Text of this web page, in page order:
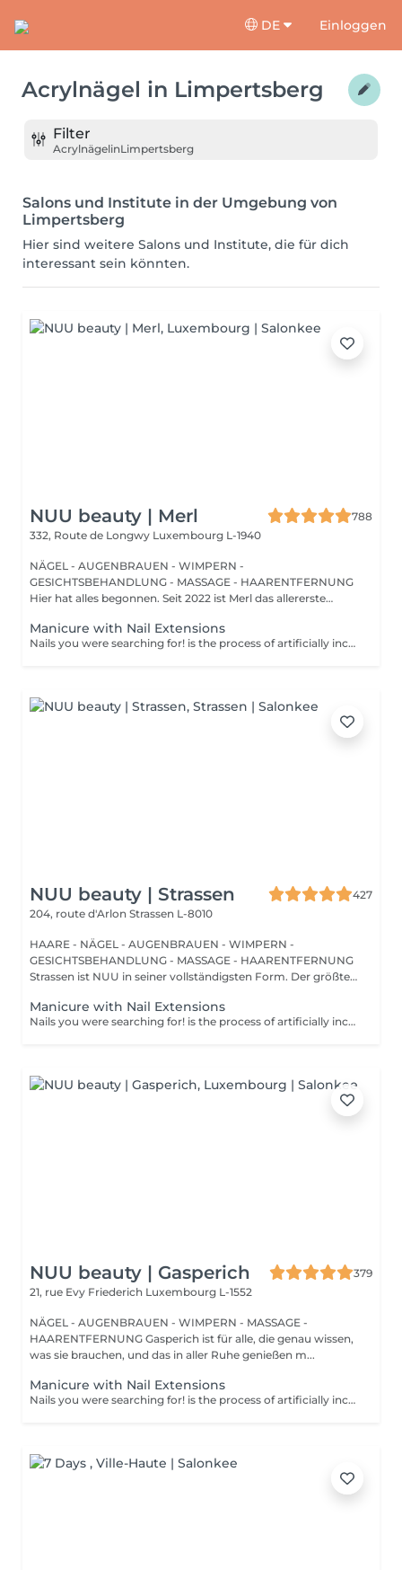
DE Einloggen
Acrylnägel in Limpertsberg
Filter
AcrylnägelinLimpertsberg
Salons und Institute in der Umgebung von
Limpertsberg
Hier sind weitere Salons und Institute, die für dich
interessant sein könnten.
NUU beauty | Merl
788
332, Route de Longwy Luxembourg L-1940
NÄGEL - AUGENBRAUEN - WIMPERN -
GESICHTSBEHANDLUNG - MASSAGE - HAARENTFERNUNG
Hier hat alles begonnen. Seit 2022 ist Merl das allererste
Manicure with Nail Extensions
Nails you were searching for! is the process of artificially increasing the length of the nail using polygel material in order to correct the defects of the natural nail delamination and weakness of the nail plate. Our masters do edged, hardware, or combined manicure. How is polygel extension done? - removal of old semi-permanent (if needed) - rough skin is removed - the shape of the nail plate is corrected - the cuticle and side ridges are corrected - polygel is applied - semi-permanent nail polish is applied - cuticle oil and hand cream are applied Age restrictions: recommended to do from 16 years. Post procedure recommendations: there are no post recommendations for this procedure. Frequency: once in 3 weeks.
NUU beauty | Strassen
427
204, route d'Arlon Strassen L-8010
HAARE - NÄGEL - AUGENBRAUEN - WIMPERN -
GESICHTSBEHANDLUNG - MASSAGE - HAARENTFERNUNG
Strassen ist NUU in seiner vollständigsten Form. Der größte
Manicure with Nail Extensions
Nails you were searching for! is the process of artificially increasing the length of the nail using polygel material in order to correct the defects of the natural nail delamination and weakness of the nail plate. Our masters do edged, hardware, or combined manicure. How is polygel extension done? - removal of old semi-permanent (if needed) - rough skin is removed - the shape of the nail plate is corrected - the cuticle and side ridges are corrected - polygel is applied - semi-permanent nail polish is applied - cuticle oil and hand cream are applied Age restrictions: recommended to do from 16 years. Post procedure recommendations: there are no post recommendations for this procedure. Frequency: once in 3 weeks.
NUU beauty | Gasperich
379
21, rue Evy Friederich Luxembourg L-1552
NÄGEL - AUGENBRAUEN - WIMPERN - MASSAGE -
HAARENTFERNUNG Gasperich ist für alle, die genau wissen,
was sie brauchen, und das in aller Ruhe genießen m...
Manicure with Nail Extensions
Nails you were searching for! is the process of artificially increasing the length of the nail using polygel material in order to correct the defects of the natural nail delamination and weakness of the nail plate. Our masters do edged, hardware, or combined manicure. How is polygel extension done? - removal of old semi-permanent (if needed) - rough skin is removed - the shape of the nail plate is corrected - the cuticle and side ridges are corrected - polygel is applied - semi-permanent nail polish is applied - cuticle oil and hand cream are applied Age restrictions: recommended to do from 16 years. Post procedure recommendations: there are no post recommendations for this procedure. Frequency: once in 3 weeks.